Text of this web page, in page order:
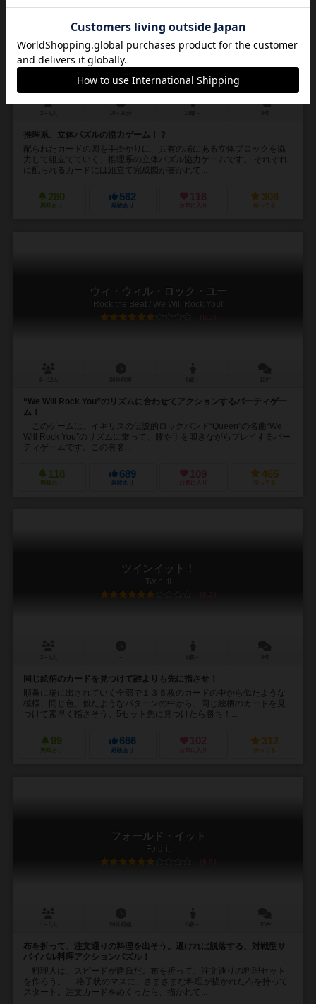
メンタル・ブロックス
6.5
推理系、立体パズルの協力ゲーム！？
配られたカードの図を手掛かりに、共有の場にある立体ブロックを協
力して組立てていく、推理系の立体パズル協力ゲームです。 それぞれ
に配られるカードには組立て完成図が書かれて...
280
興味あり
562
経験あり
116
お気に入り
308
持ってる
ウィ・ウィル・ロック・ユー
Rock the Beat / We Will Rock You!
6.3
“We Will Rock You”のリズムに合わせてアクションするパーティゲー
ム！
このゲームは、イギリスの伝説的ロックバンド“Queen”の名曲“We
Will Rock You”のリズムに乗って、膝や手を叩きながらプレイするパー
ティゲームです。この有名...
118
興味あり
689
経験あり
109
お気に入り
465
持ってる
ツインイット！
Twin It!
6.2
同じ絵柄のカードを見つけて誰よりも先に指させ！
順番に場に出されていく全部で１３５枚のカードの中から似たような
模様、同じ色、似たようなパターンの中から、同じ絵柄のカードを見
つけて素早く指さそう。5セット先に見つけたら勝ち！...
99
興味あり
666
経験あり
102
お気に入り
312
持ってる
フォールド・イット
Fold-it
6.0
布を折って、注文通りの料理を出そう。遅ければ脱落する、対戦型サ
バイバル料理アクションパズル！
料理人は、スピードが勝負だ。布を折って、注文通りの料理セット
を作ろう。 格子状のマスに、さまざまな料理が描かれた布を持って
スタート。注文カードをめくったら、描かれて...